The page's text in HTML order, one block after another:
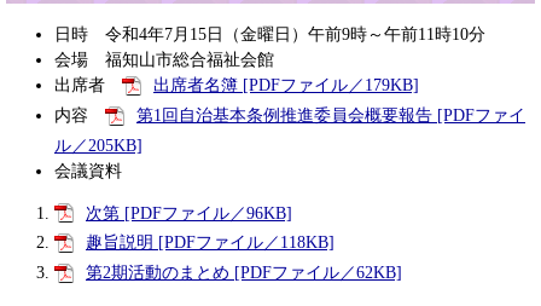
日時 令和4年7月15日（金曜日）午前9時～午前11時10分
会場 福知山市総合福祉会館
出席者
出席者名簿 [PDFファイル／179KB]
内容
第1回自治基本条例推進委員会概要報告 [PDFファイ
ル／205KB]
会議資料
次第 [PDFファイル／96KB]
趣旨説明 [PDFファイル／118KB]
第2期活動のまとめ [PDFファイル／62KB]